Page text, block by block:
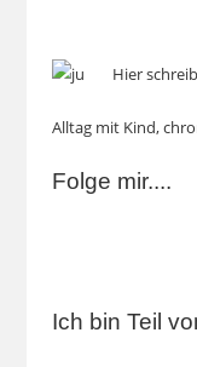
Hier
Alltag mit Kind,
Folge mir....
Ich bin Teil